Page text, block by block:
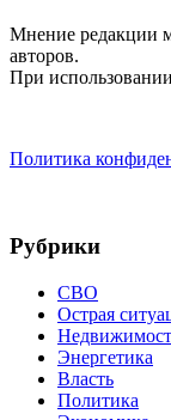
Мнение редакции
авторов.
При
Политика
Рубрики
СВО
Острая
Энергетика
Власть
Политика